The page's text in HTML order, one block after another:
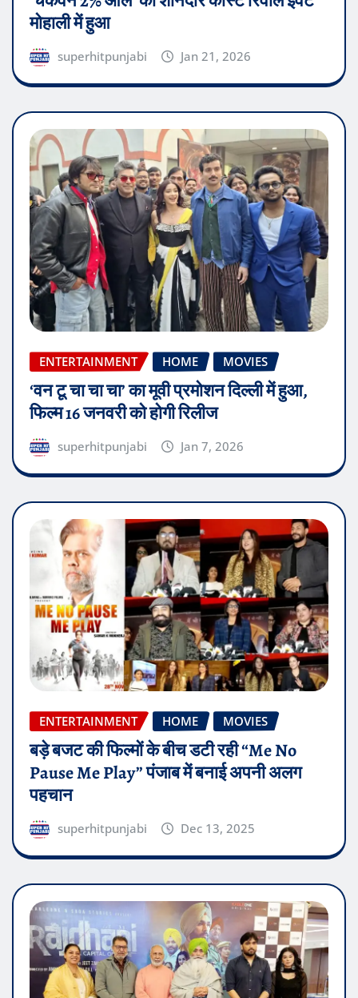
मोहाली में हुआ
superhitpunjabi Jan 21, 2026
ENTERTAINMENT HOME MOVIES
‘वन टू चा चा चा’ का मूवी प्रमोशन दिल्ली में हुआ,
फिल्म 16 जनवरी को होगी रिलीज
superhitpunjabi Jan 7, 2026
ENTERTAINMENT HOME MOVIES
बड़े बजट की फिल्मों के बीच डटी रही “Me No
Pause Me Play” पंजाब में बनाई अपनी अलग
पहचान
superhitpunjabi Dec 13, 2025